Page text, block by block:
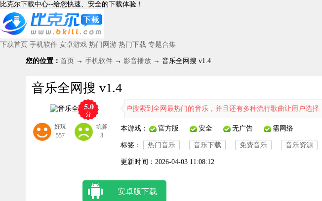
比克尔下载中心--给您快速、安全的下载体验！
下载首页 手机软件 安卓游戏 热门网游 热门下载 专题合集
您的位置： 首页 → 手机软件 → 影音播放 → 音乐全网搜 v1.4
音乐全网搜 v1.4
5.0
分
好玩
557
坑爹
3
音乐全网搜app能够为用户搜索到全网最热门的音乐，并且还有多种流行歌曲让用户选择，一键
本游戏： 官方版 安全 无广告 需网络
标签： 热门音乐 音乐下载 免费音乐 音乐资源
更新时间： 2026-04-03 11:08:12
安卓版下载